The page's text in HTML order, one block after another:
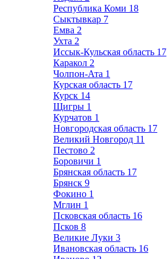
Республика Коми 18
Сыктывкар 7
Емва 2
Ухта 2
Иссык-Кульская область 17
Каракол 2
Чолпон-Ата 1
Курская область 17
Курск 14
Щигры 1
Курчатов 1
Новгородская область 17
Великий Новгород 11
Пестово 2
Боровичи 1
Брянская область 17
Брянск 9
Фокино 1
Мглин 1
Псковская область 16
Псков 8
Великие Луки 3
Ивановская область 16